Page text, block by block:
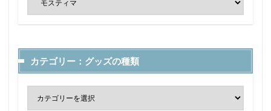
カテゴリー：グッズの種類